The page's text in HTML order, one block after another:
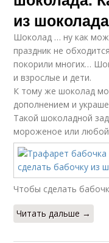
из
Шоколад … ну как
праздник не
покорили многих…
и взрослые и дети.
К тому же шоколад
дополнением и
Такой шоколадной
мороженое или любой
Чтобы сделать
Читать дальше →